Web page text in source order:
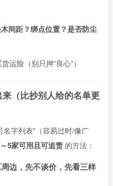
间距？绑点位置？是否防尘
运险（别只押“良心”）
（比抄别人给的名单更
字列表”（容易过时/像广
5家可用且可追责 的方法：
边，先不谈价，先看三样